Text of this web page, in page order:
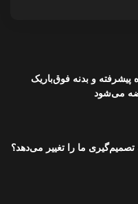
پیشرفته و بدنه فوق‌باریک
می‌شود
ما را تغییر می‌دهد؟